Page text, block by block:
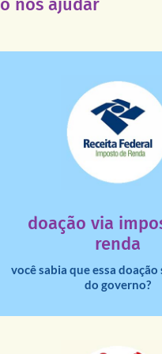
doação via
renda
você sabia que essa
do governo?
Você sabia que pessoas
destinar 3% do imposto de
deixa de ir para o
saiba mais